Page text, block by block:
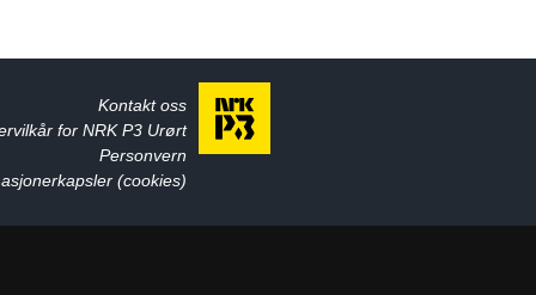
Kontakt oss
for NRK P3 Urørt
Personvern
(cookies)